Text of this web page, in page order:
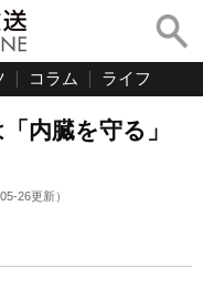
コラム ライフ
内臓を守る」
26更新）